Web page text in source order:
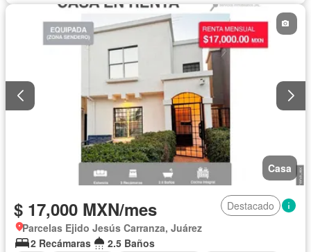
Permite mascotas
Permite niños
Solo familias
Sin amueblar
Casa
$ 17,000 MXN/mes
Destacado
Parcelas Ejido Jesús Carranza, Juárez
2 Recámaras
2.5 Baños